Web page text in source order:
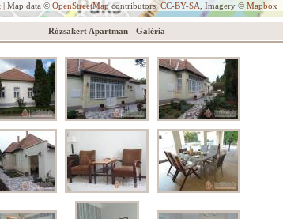
| Map data © OpenStreetMapcontributors,CC-BY-SA , Imagery © Mapbox
Rózsakert Apartman - Galéria